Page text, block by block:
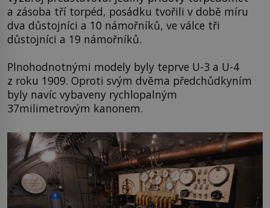
a zásoba tří torpéd, posádku tvořili v době míru
dva důstojníci a 10 námořníků, ve válce tři
důstojníci a 19 námořníků.
Plnohodnotnými modely byly teprve U-3 a U-4
z roku 1909. Oproti svým dvěma předchůdkyním
byly navíc vybaveny rychlopalným
37milimetrovým kanonem.